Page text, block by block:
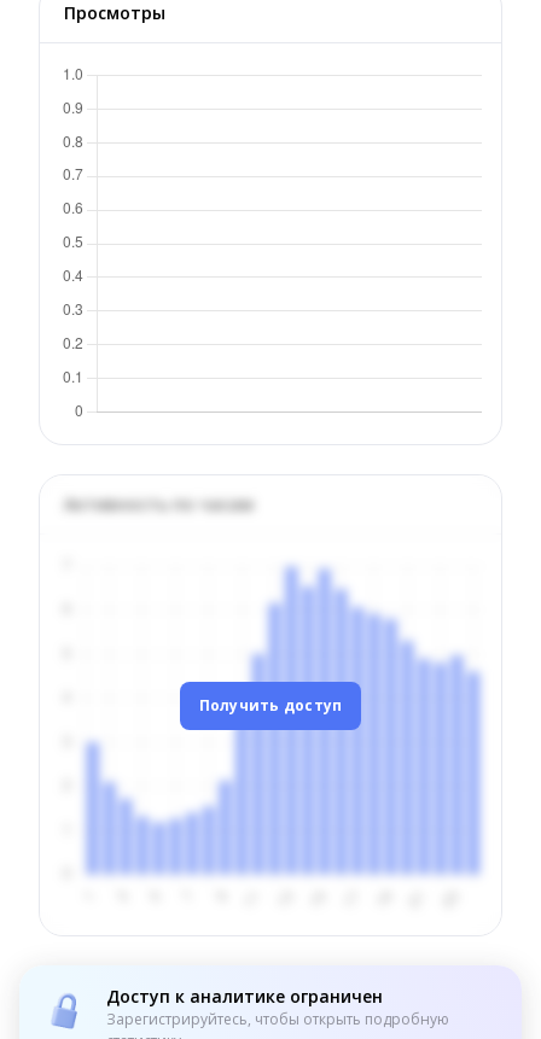
Просмотры
Активность по часам
Получить доступ
Доступ к аналитике ограничен
Зарегистрируйтесь, чтобы открыть подробную